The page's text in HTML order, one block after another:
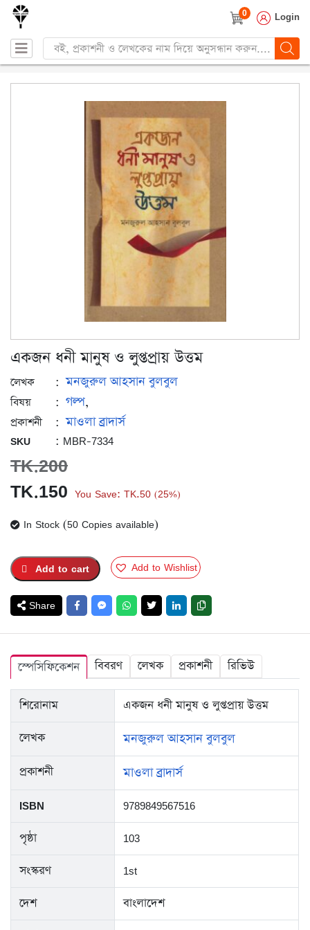
0 Login
Products
search
একজন ধনী মানুষ ও লুপ্তপ্রায় উত্তম
লেখক : মনজুরুল আহসান বুলবুল
বিষয় : গল্প,
প্রকাশনী : মাওলা ব্রাদার্স
SKU : MBR-7334
TK.200
Original
price
TK.200.
TK.150 Current
price
TK.150.
You Save: TK.50 (25%)
In Stock (50 Copies available)
Add to cart Add to Wishlist
Share
স্পেসিফিকেশন বিবরণ লেখক প্রকাশনী রিভিউ
শিরোনাম একজন ধনী মানুষ ও লুপ্তপ্রায় উত্তম
লেখক মনজুরুল আহসান বুলবুল
প্রকাশনী মাওলা ব্রাদার্স
ISBN 9789849567516
পৃষ্ঠা 103
সংস্করণ 1st
দেশ বাংলাদেশ